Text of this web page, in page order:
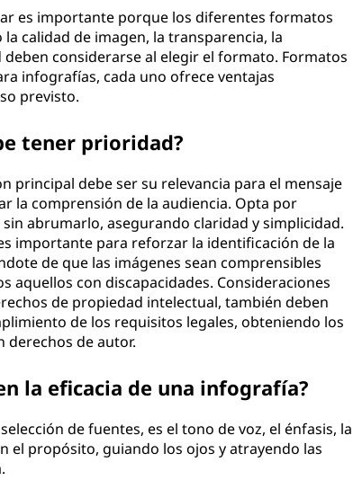
es importante porque los diferentes formatos
calidad de imagen, la transparencia, la
considerarse al elegir el formato. Formatos
infografías, cada uno ofrece ventajas
previsto.
tener prioridad?
principal debe ser su relevancia para el mensaje
la comprensión de la audiencia. Opta por
abrumarlo, asegurando claridad y simplicidad.
importante para reforzar la identificación de la
de que las imágenes sean comprensibles
aquellos con discapacidades. Consideraciones
de propiedad intelectual, también deben
de los requisitos legales, obteniendo los
derechos de autor.
la eficacia de una infografía?
de fuentes, es el tono de voz, el énfasis, la
el propósito, guiando los ojos y atrayendo las